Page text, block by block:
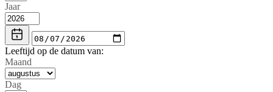
Jaar
Leeftijd op de datum van:
Maand
Dag